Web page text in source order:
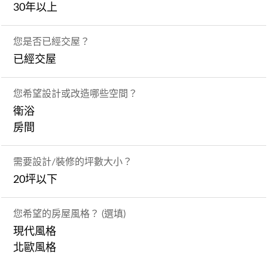
30年以上
您是否已經交屋？
已經交屋
您希望設計或改造哪些空間？
衛浴
房間
需要設計/裝修的坪數大小？
20坪以下
您希望的房屋風格？ (選填)
現代風格
北歐風格